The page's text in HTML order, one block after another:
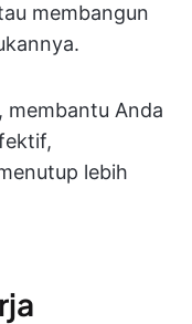
membangun
membantu Anda
lebih